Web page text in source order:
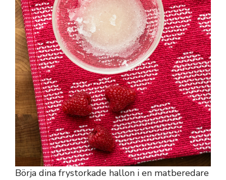
Börja dina frystorkade hallon i en matberedare